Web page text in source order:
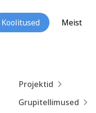
Koolitused Meist
Projektid
Grupitellimused